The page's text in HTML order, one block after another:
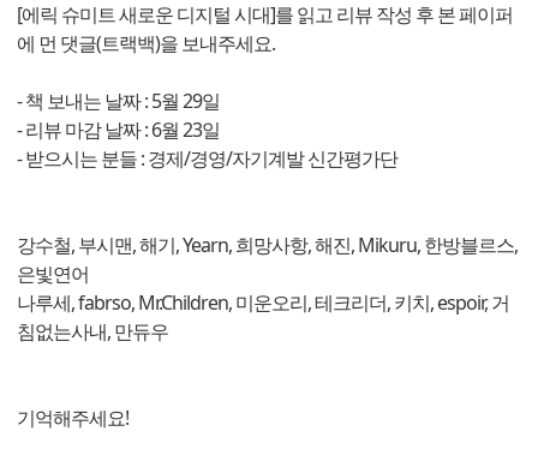
[에릭 슈미트 새로운 디지털 시대]를 읽고 리뷰 작성 후 본 페이퍼
에 먼 댓글(트랙백)을 보내주세요.
- 책 보내는 날짜 : 5월 29일
- 리뷰 마감 날짜 : 6월 23일
- 받으시는 분들 : 경제/경영/자기계발 신간평가단
강수철, 부시맨, 해기, Yearn, 희망사항, 해진, Mikuru, 한방블르스,
은빛연어
나루세, fabrso, Mr.Children, 미운오리, 테크리더, 키치, espoir, 거
침없는사내, 만듀우
기억해주세요!